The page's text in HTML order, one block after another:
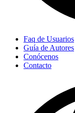
Faq de Usuarios
Guía de Autores
Conócenos
Contacto